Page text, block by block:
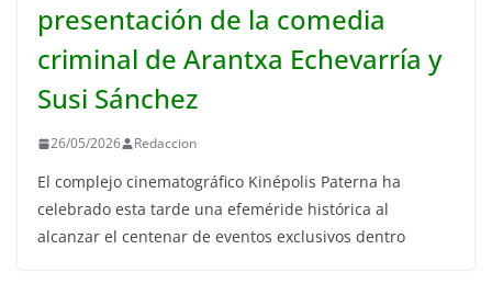
presentación de la comedia
criminal de Arantxa Echevarría y
Susi Sánchez
26/05/2026 Redaccion
El complejo cinematográfico Kinépolis Paterna ha
celebrado esta tarde una efeméride histórica al
alcanzar el centenar de eventos exclusivos dentro